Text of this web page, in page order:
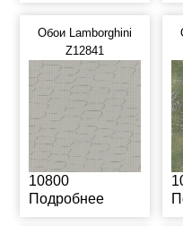
Обои Lamborghini
Z12841
10800
Подробнее